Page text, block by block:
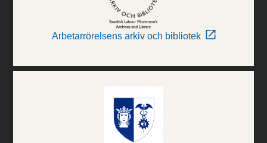
Arbetarrörelsens arkiv och bibliotek